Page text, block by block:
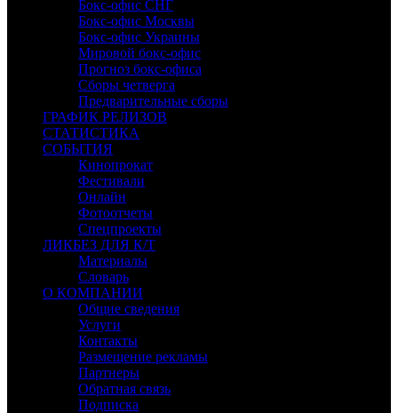
Бокс-офис СНГ
Бокс-офис Москвы
Бокс-офис Украины
Мировой бокс-офис
Прогноз бокс-офиса
Сборы четверга
Предварительные сборы
ГРАФИК РЕЛИЗОВ
СТАТИСТИКА
СОБЫТИЯ
Кинопрокат
Фестивали
Онлайн
Фотоотчеты
Спецпроекты
ЛИКБЕЗ ДЛЯ К/Т
Материалы
Словарь
О КОМПАНИИ
Общие сведения
Услуги
Контакты
Размещение рекламы
Партнеры
Обратная связь
Подписка